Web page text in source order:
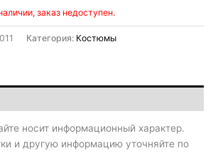
заказ недоступен.
Категория: Костюмы
носит информационный характер.
и другую информацию уточняйте по